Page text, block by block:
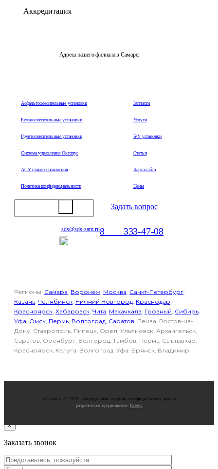
Аккредитация
Адреса нашего филиала в Самаре:
Асфальтосмесительные установки
Бетоносмесительные установки
Грунтосмесительные установки
Система управления Октопус
АСУ старого поколения
Политика конфиденциальности
Запчасти
Услуги
Б/У установки
Статьи
Карта сайта
Цены
Задать вопрос
sds@sds-sam.ru8 333-47-08
Регионы: Самара, Воронеж, Москва, Санкт-Петербург,
Казань, Челябинск, Нижний Новгород, Краснодар,
Красноярск, Хабаровск, Чита, Махачкала, Грозный, Сибирь,
Уфа, Омск, Пермь, Волгоград, Саратов, Пенза, Ростов-на-
Дону, Ставрополь, Липецк, Орел, Ульяновск, Архангельск,
Саратов, Оренбург, Белгород, Тамбов, Пермь, Сыктывкар,
Красноярск, Калуга, Волгоград, Уфа, Брянск, Владимир.
sds-sam.ru © 2025 - oбopудoвaниe и cepвиc oт oфициaльнoгo дилepa
разработка и продвижение:Udevy
×
Заказать звонок